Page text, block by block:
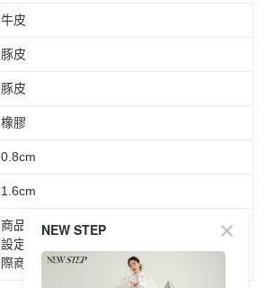
牛皮
豚皮
豚皮
橡膠
0.8cm
1.6cm
商品圖片顏色會因拍攝燈光環境或個人螢幕
設定不同，而造成部份色差現象，顏色以實
際商品為主。
NEW STEP